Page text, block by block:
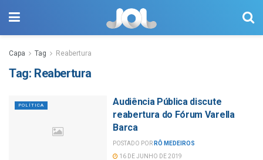
Capa Tag Reabertura
Tag: Reabertura
POLÍTICA
Audiência Pública discute
reabertura do Fórum Varella
Barca
POSTADO POR RÔ MEDEIROS
16 DE JUNHO DE 2019